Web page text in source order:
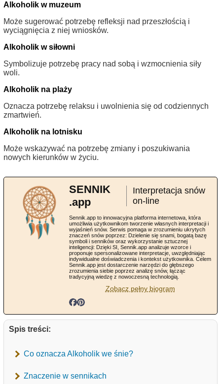
Alkoholik w muzeum
Może sugerować potrzebę refleksji nad przeszłością i
wyciągnięcia z niej wniosków.
Alkoholik w siłowni
Symbolizuje potrzebę pracy nad sobą i wzmocnienia siły
woli.
Alkoholik na plaży
Oznacza potrzebę relaksu i uwolnienia się od codziennych
zmartwień.
Alkoholik na lotnisku
Może wskazywać na potrzebę zmiany i poszukiwania
nowych kierunków w życiu.
SENNIK
.app
Interpretacja snów
on-line
Sennik.app to innowacyjna platforma internetowa, która
umożliwia użytkownikom tworzenie własnych interpretacji i
wyjaśnień snów. Serwis pomaga w zrozumieniu ukrytych
znaczeń snów poprzez: Dzielenie się snami, bogatą bazę
symboli i senników oraz wykorzystanie sztucznej
inteligencji: Dzięki SI, Sennik.app analizuje wzorce i
proponuje spersonalizowane interpretacje, uwzględniając
indywidualne doświadczenia i kontekst użytkownika. Celem
Sennik.app jest dostarczenie narzędzi do głębszego
zrozumienia siebie poprzez analizę snów, łącząc
tradycyjną wiedzę z nowoczesną technologią.
Zobacz pełny biogram
Spis treści:
Co oznacza Alkoholik we śnie?
Znaczenie w sennikach